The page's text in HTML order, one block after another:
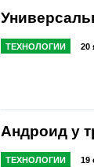
ТЕХНОЛОГИИ 20
Андроид у
ТЕХНОЛОГИИ 19